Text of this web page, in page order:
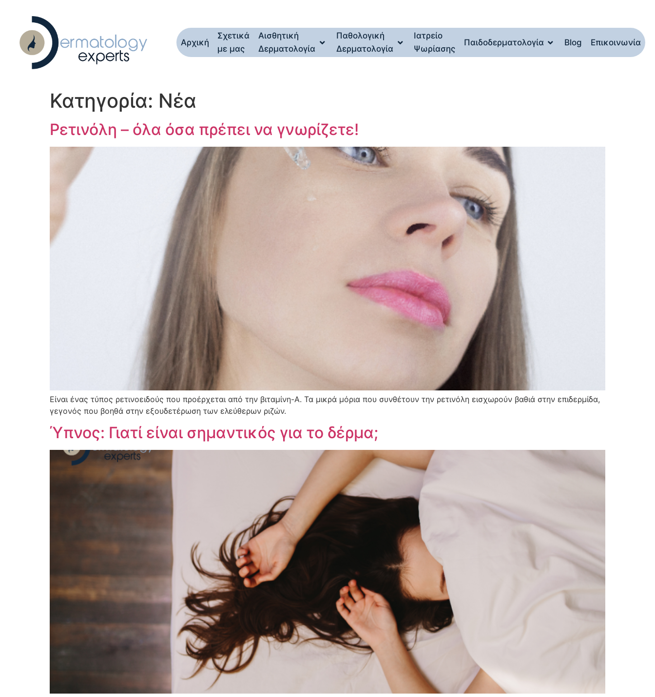
Αρχική
Σχετικά
με μας
Αισθητική
Δερματολογία
Παθολογική
Δερματολογία
Ιατρείο
Ψωρίασης
Παιδοδερματολογία Blog Επικοινωνία
Κατηγορία: Νέα
Ρετινόλη – όλα όσα πρέπει να γνωρίζετε!
Είναι ένας τύπος ρετινοειδούς που προέρχεται από την βιταμίνη-Α. Τα μικρά μόρια που συνθέτουν την ρετινόλη εισχωρούν βαθιά στην επιδερμίδα,
γεγονός που βοηθά στην εξουδετέρωση των ελεύθερων ριζών.
Ύπνος: Γιατί είναι σημαντικός για το δέρμα;